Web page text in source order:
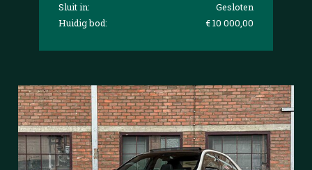
Sluit in:
Gesloten
Huidig bod:
€ 10 000,00